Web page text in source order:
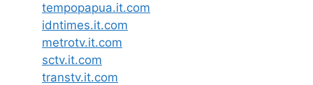
tempopapua.it.com
idntimes.it.com
metrotv.it.com
sctv.it.com
transtv.it.com